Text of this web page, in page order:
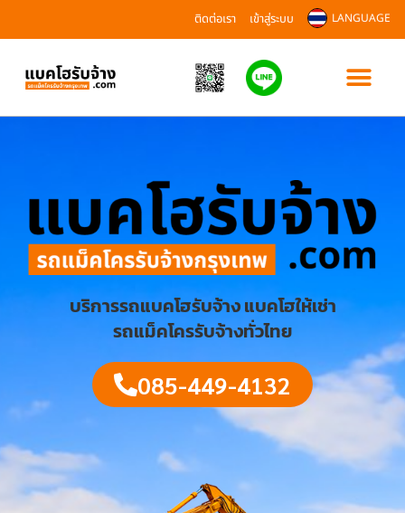
ติดต่อเรา เข้าสู่ระบบ LANGUAGE
บริการรถแบคโฮรับจ้าง แบคโฮให้เช่า
รถแม็คโครรับจ้างทั่วไทย
085-449-4132